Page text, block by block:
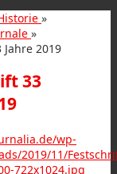
»
»
2019
33